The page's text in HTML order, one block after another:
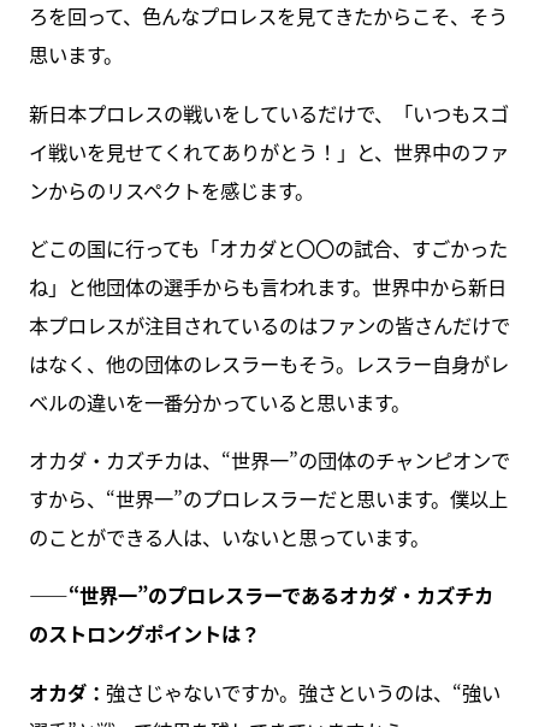
ろを回って、色んなプロレスを見てきたからこそ、そう
思います。
新日本プロレスの戦いをしているだけで、「いつもスゴ
イ戦いを見せてくれてありがとう！」と、世界中のファ
ンからのリスペクトを感じます。
どこの国に行っても「オカダと〇〇の試合、すごかった
ね」と他団体の選手からも言われます。世界中から新日
本プロレスが注目されているのはファンの皆さんだけで
はなく、他の団体のレスラーもそう。レスラー自身がレ
ベルの違いを一番分かっていると思います。
オカダ・カズチカは、“世界一”の団体のチャンピオンで
すから、“世界一”のプロレスラーだと思います。僕以上
のことができる人は、いないと思っています。
――“世界一”のプロレスラーであるオカダ・カズチカ
のストロングポイントは？
オカダ： 強さじゃないですか。強さというのは、“強い